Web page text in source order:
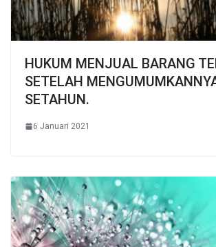
HUKUM MENJUAL BARANG
SETELAH
SETAHUN.
6 Januari 2021